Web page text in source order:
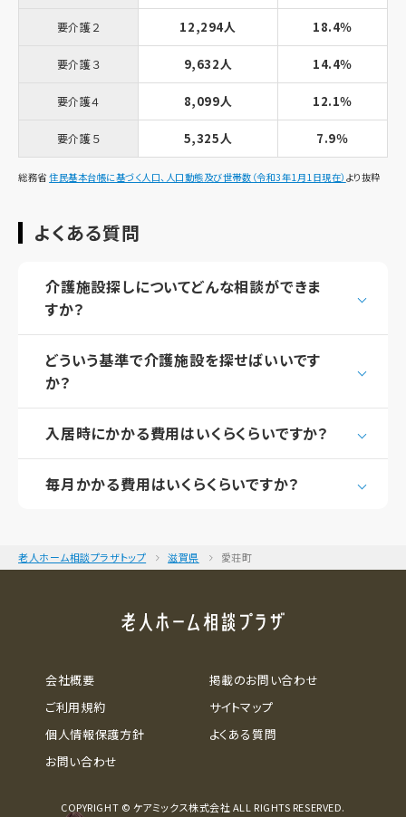
要介護２ 12,294人 18.4％
要介護３ 9,632人 14.4％
要介護４ 8,099人 12.1％
要介護５ 5,325人 7.9％
総務省住民基本台帳に基づく人口、人口動態及び世帯数（令和3年1月1日現在） より抜粋
よくある質問
介護施設探しについてどんな相談ができま
すか？
どういう基準で介護施設を探せばいいです
か？
入居時にかかる費用はいくらくらいですか？
毎月かかる費用はいくらくらいですか？
老人ホーム相談プラザトップ 滋賀県 愛荘町
会社概要
ご利用規約
個人情報保護方針
お問い合わせ
掲載のお問い合わせ
サイトマップ
よくある質問
COPYRIGHT © ケアミックス株式会社 ALL RIGHTS RESERVED.